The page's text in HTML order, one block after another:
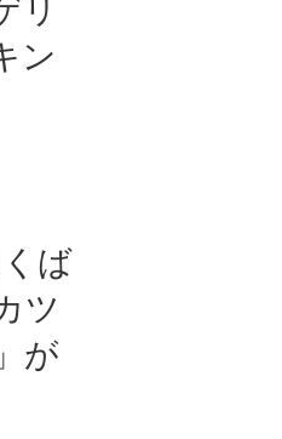
リ
ン
ば
ツ
が